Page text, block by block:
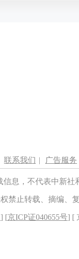
联系我们 | 广告服务
信息，不代表中新
禁止转载、摘编、
] [京ICP证040655号] [